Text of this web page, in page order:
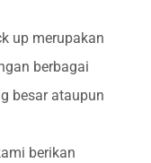
up merupakan
berbagai
besar ataupun
berikan